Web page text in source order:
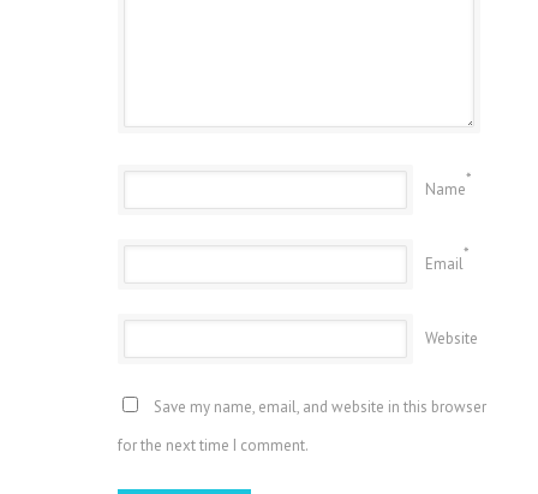
Name
*
Email
*
Website
Save my name, email, and website in this browser
for the next time I comment.